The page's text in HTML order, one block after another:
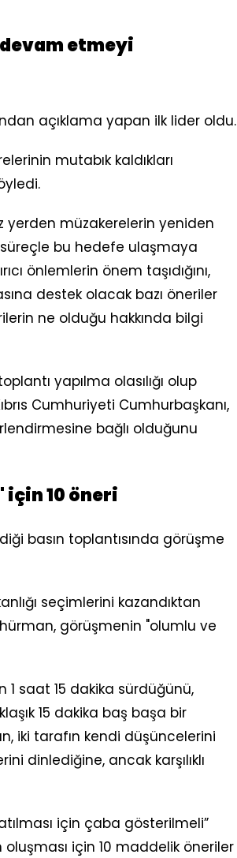
etmeyi
açıklama yapan ilk lider oldu.
mutabık kaldıkları
yerden müzakerelerin yeniden
bu hedefe ulaşmaya
önlemlerin önem taşıdığını,
destek olacak bazı öneriler
ne olduğu hakkında bilgi
yapılma olasılığı olup
Cumhuriyeti Cumhurbaşkanı,
bağlı olduğunu
10 öneri
basın toplantısında görüşme
seçimlerini kazandıktan
görüşmenin "olumlu ve
1 saat 15 dakika sürdüğünü,
15 dakika baş başa bir
iki tarafın kendi düşüncelerini
dinlediğine, ancak karşılıklı
için çaba gösterilmeli”
için 10 maddelik öneriler